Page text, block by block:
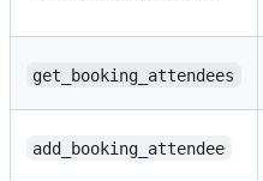
get_booking_attendees
add_booking_attendee